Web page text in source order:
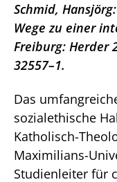
Schmid,
Wege zu einer
Freiburg: Herder
32557–1.
Das
sozialethische
Katholisch-
Maximilians-
Studienleiter für